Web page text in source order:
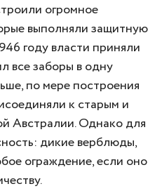
огромное
выполняли защитную
году власти приняли
все заборы в одну
по мере построения
к старым и
Австралии. Однако для
дикие верблюды,
ограждение, если оно